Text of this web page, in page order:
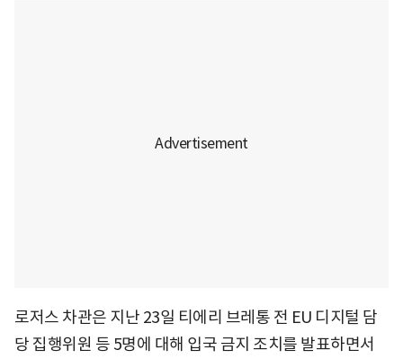
로저스 차관은 지난 23일 티에리 브레통 전 EU 디지털 담
당 집행위원 등 5명에 대해 입국 금지 조치를 발표하면서